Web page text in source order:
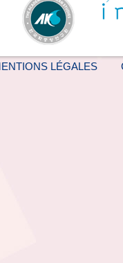
LÉGALES